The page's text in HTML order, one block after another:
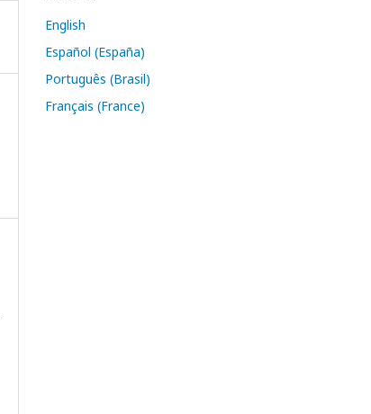
English
Español (España)
Português (Brasil)
Français (France)